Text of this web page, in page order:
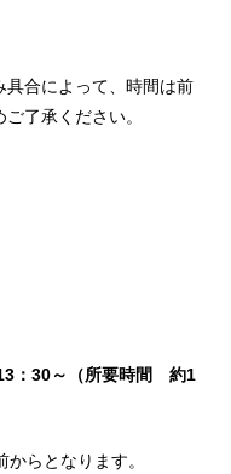
具合によって、時間は前
了承ください。
：30～（所要時間 約1
となります。